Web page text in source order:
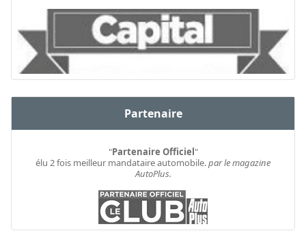
Partenaire
"Partenaire Officiel"
élu 2 fois meilleur mandataire automobile.par le magazine
AutoPlus.